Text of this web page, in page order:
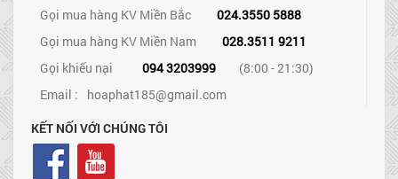
Gọi mua hàng KV Miền Bắc
024.3550 5888
Gọi mua hàng KV Miền Nam
028.3511 9211
Gọi khiếu nại
094 3203999
(8:00 - 21:30)
Email : hoaphat185@gmail.com
KẾT NỐI VỚI CHÚNG TÔI